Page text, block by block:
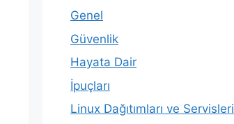
Genel
Güvenlik
Hayata Dair
İpuçları
Linux Dağıtımları ve Servisleri